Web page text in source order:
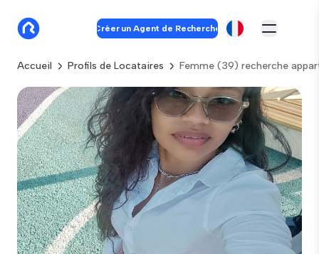
Créer un Agent de Recherche
Accueil Profils de Locataires Femme (39) recherche